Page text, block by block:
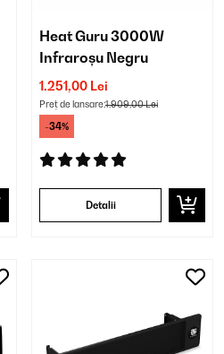
Heat Guru 3000W
Infraroșu Negru
1.251,00 Lei
Preț de lansare:1.909,00 Lei
-34%
Detalii